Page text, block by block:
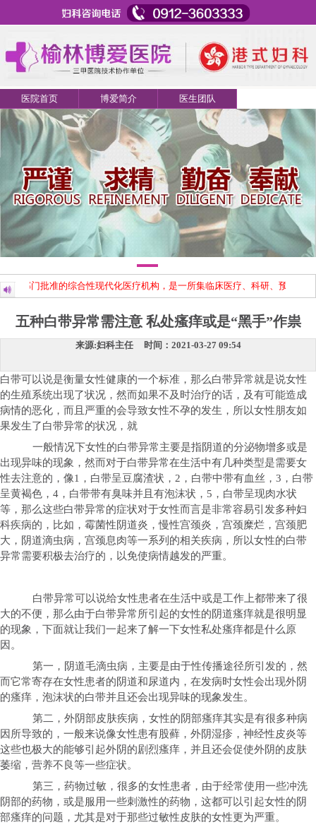
医院首页 博爱简介 医生团队
生部门批准的综合性现代化医疗机构，是一所集临床医疗、科研、预防、
五种白带异常需注意 私处瘙痒或是“黑手”作祟
来源:妇科主任 时间：2021-03-27 09:54
白带可以说是衡量女性健康的一个标准，那么白带异常就是说女性
的生殖系统出现了状况，然而如果不及时治疗的话，及有可能造成
病情的恶化，而且严重的会导致女性不孕的发生，所以女性朋友如
果发生了白带异常的状况，就
一般情况下女性的白带异常主要是指阴道的分泌物增多或是
出现异味的现象，然而对于白带异常在生活中有几种类型是需要女
性去注意的，像1，白带呈豆腐渣状，2，白带中带有血丝，3，白带
呈黄褐色，4，白带带有臭味并且有泡沫状，5，白带呈现肉水状
等，那么这些白带异常的症状对于女性而言是非常容易引发多种妇
科疾病的，比如，霉菌性阴道炎，慢性宫颈炎，宫颈糜烂，宫颈肥
大，阴道滴虫病，宫颈息肉等一系列的相关疾病，所以女性的白带
异常需要积极去治疗的，以免使病情越发的严重。
白带异常可以说给女性患者在生活中或是工作上都带来了很
大的不便，那么由于白带异常所引起的女性的阴道瘙痒就是很明显
的现象，下面就让我们一起来了解一下女性私处瘙痒都是什么原
因。
第一，阴道毛滴虫病，主要是由于性传播途径所引发的，然
而它常寄存在女性患者的阴道和尿道内，在发病时女性会出现外阴
的瘙痒，泡沫状的白带并且还会出现异味的现象发生。
第二，外阴部皮肤疾病，女性的阴部瘙痒其实是有很多种病
因所导致的，一般来说像女性患有股藓，外阴湿疹，神经性皮炎等
这些也极大的能够引起外阴的剧烈瘙痒，并且还会促使外阴的皮肤
萎缩，营养不良等一些症状。
第三，药物过敏，很多的女性患者，由于经常使用一些冲洗
阴部的药物，或是服用一些刺激性的药物，这都可以引起女性的阴
部瘙痒的问题，尤其是对于那些过敏性皮肤的女性更为严重。